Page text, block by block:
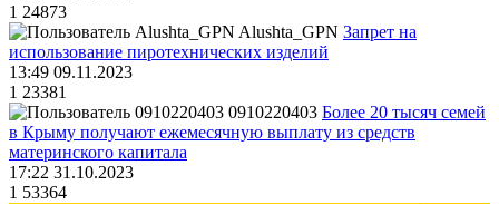
1 24873
Alushta_GPN Запрет на
использование пиротехнических изделий
13:49 09.11.2023
1 23381
0910220403 Более 20 тысяч семей
в Крыму получают ежемесячную выплату из средств
материнского капитала
17:22 31.10.2023
1 53364